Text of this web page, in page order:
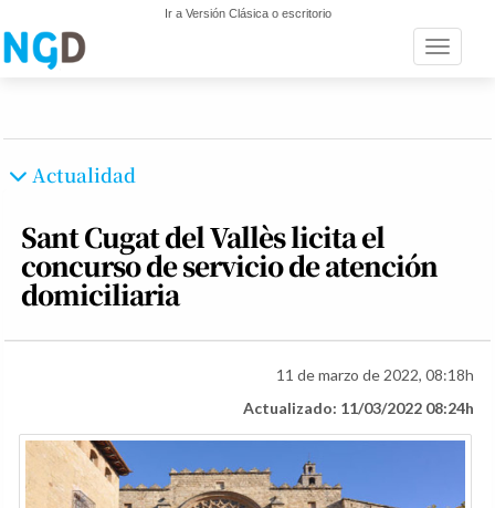
Ir a Versión Clásica o escritorio
Toggle
Actualidad
Sant Cugat del Vallès licita el
concurso de servicio de atención
domiciliaria
11 de marzo de 2022, 08:18h
Actualizado: 11/03/2022 08:24h